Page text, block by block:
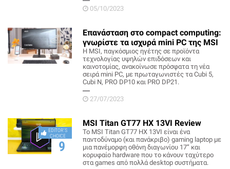
05/10/2023
Επανάσταση στο compact computing:
γνωρίστε τα ισχυρά mini PC της MSI
Η MSI, παγκόσμιος ηγέτης σε προϊόντα
τεχνολογίας υψηλών επιδόσεων και
καινοτομίας, ανακοίνωσε πρόσφατα τη νέα
σειρά mini PC, με πρωταγωνιστές τα Cubi 5,
Cubi N, PRO DP10 και PRO DP21.
27/07/2023
EDITOR'S
CHOICE
9
MSI Titan GT77 HX 13VI Review
Το MSI Titan GT77 HX 13VI είναι ένα
παντοδύναμο (και πανάκριβο) gaming laptop με
μια πανέμορφη οθόνη διαγωνίου 17’’ και
κορυφαίο hardware που το κάνουν ταχύτερο
στα games από πολλά desktop συστήματα.